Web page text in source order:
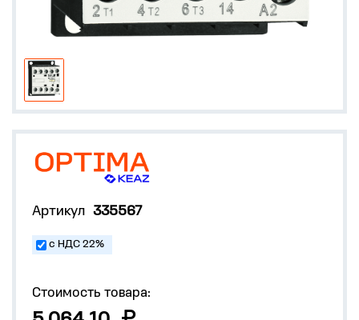
Артикул 335567
с НДС 22%
Стоимость товара: